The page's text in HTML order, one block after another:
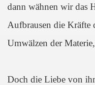
dann wähnen wir das
Aufbrausen die Kräfte
Umwälzen der
Doch die Liebe von